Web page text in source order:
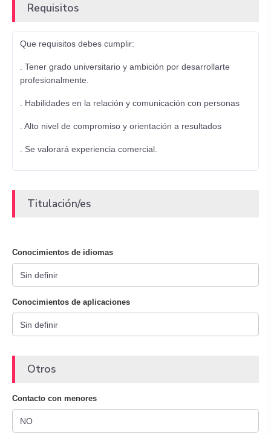
Requisitos
Que requisitos debes cumplir:
. Tener grado universitario y ambición por desarrollarte
profesionalmente.
. Habilidades en la relación y comunicación con personas
. Alto nivel de compromiso y orientación a resultados
. Se valorará experiencia comercial.
Titulación/es
Conocimientos de idiomas
Conocimientos de aplicaciones
Otros
Contacto con menores